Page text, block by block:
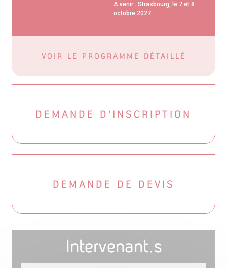
A venir : Strasbourg, le 7 et 8
octobre 2027
VOIR LE PROGRAMME DÉTAILLÉ
DEMANDE D'INSCRIPTION
DEMANDE DE DEVIS
Intervenant.s